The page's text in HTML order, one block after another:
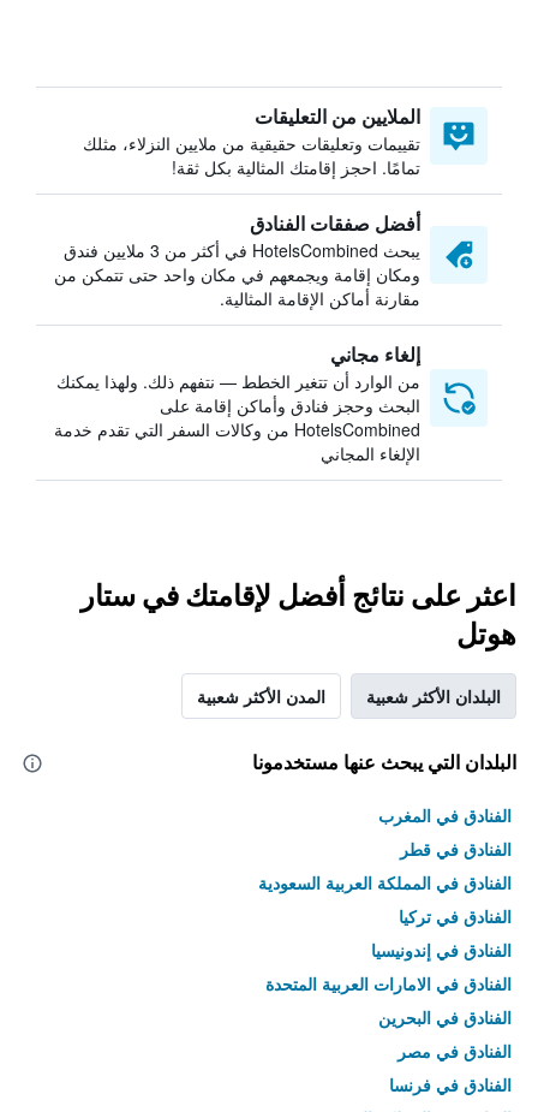
الملايين من التعليقات
تقييمات وتعليقات حقيقية من ملايين النزلاء، مثلك
تمامًا. احجز إقامتك المثالية بكل ثقة!
أفضل صفقات الفنادق
يبحث HotelsCombined في أكثر من 3 ملايين فندق
ومكان إقامة ويجمعهم في مكان واحد حتى تتمكن من
مقارنة أماكن الإقامة المثالية.
إلغاء مجاني
من الوارد أن تتغير الخطط — نتفهم ذلك. ولهذا يمكنك
البحث وحجز فنادق وأماكن إقامة على
HotelsCombined من وكالات السفر التي تقدم خدمة
الإلغاء المجاني
اعثر على نتائج أفضل لإقامتك في ستار
هوتل
البلدان الأكثر شعبية المدن الأكثر شعبية
البلدان التي يبحث عنها مستخدمونا
الفنادق في المغرب
الفنادق في قطر
الفنادق في المملكة العربية السعودية
الفنادق في تركيا
الفنادق في إندونيسيا
الفنادق في الامارات العربية المتحدة
الفنادق في البحرين
الفنادق في مصر
الفنادق في فرنسا